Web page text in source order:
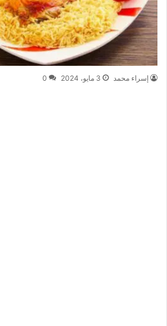
إسراء محمد 3 مايو، 2024 0